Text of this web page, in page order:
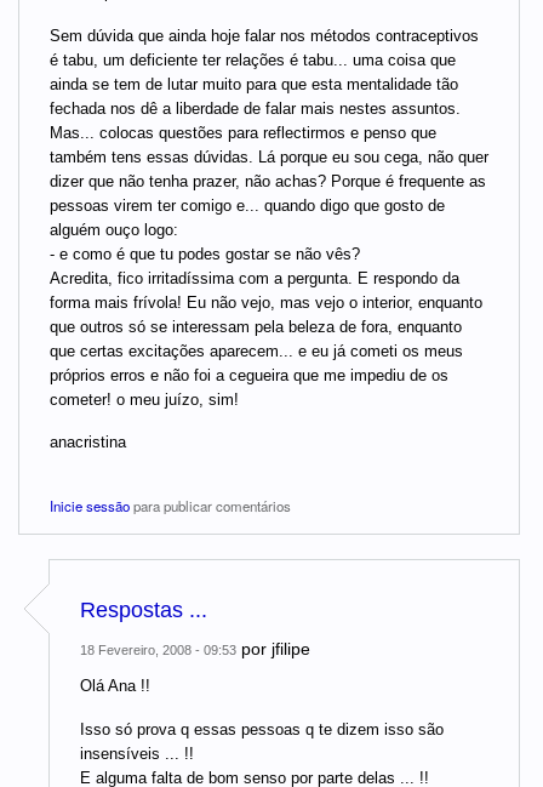
Sem dúvida que ainda hoje falar nos métodos contraceptivos
é tabu, um deficiente ter relações é tabu... uma coisa que
ainda se tem de lutar muito para que esta mentalidade tão
fechada nos dê a liberdade de falar mais nestes assuntos.
Mas... colocas questões para reflectirmos e penso que
também tens essas dúvidas. Lá porque eu sou cega, não quer
dizer que não tenha prazer, não achas? Porque é frequente as
pessoas virem ter comigo e... quando digo que gosto de
alguém ouço logo:
- e como é que tu podes gostar se não vês?
Acredita, fico irritadíssima com a pergunta. E respondo da
forma mais frívola! Eu não vejo, mas vejo o interior, enquanto
que outros só se interessam pela beleza de fora, enquanto
que certas excitações aparecem... e eu já cometi os meus
próprios erros e não foi a cegueira que me impediu de os
cometer! o meu juízo, sim!
anacristina
Inicie sessãopara publicar comentários
Respostas ...
18 Fevereiro, 2008 - 09:53 por jfilipe
Olá Ana !!
Isso só prova q essas pessoas q te dizem isso são
insensíveis ... !!
E alguma falta de bom senso por parte delas ... !!